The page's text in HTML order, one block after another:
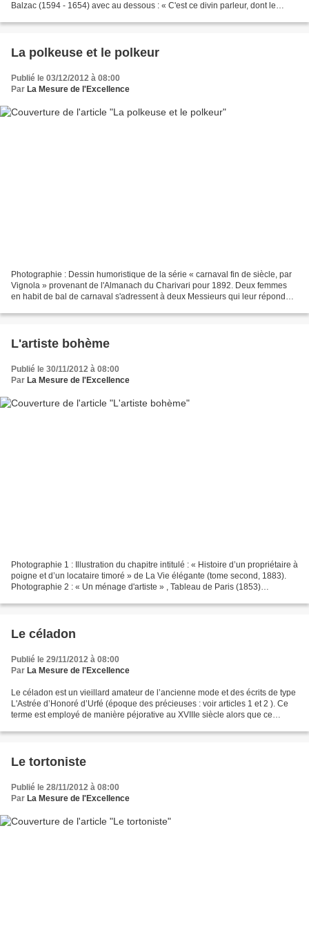
Balzac (1594 - 1654) avec au dessous : « C'est ce divin parleur, dont le
La polkeuse et le polkeur
Publié le 03/12/2012 à 08:00
Par La Mesure de l'Excellence
Photographie : Dessin humoristique de la série « carnaval fin de siècle, par
Vignola » provenant de l'Almanach du Charivari pour 1892. Deux femmes
en habit de bal de carnaval s'adressent à deux Messieurs qui leur répondent
L'artiste bohème
Publié le 30/11/2012 à 08:00
Par La Mesure de l'Excellence
Photographie 1 : Illustration du chapitre intitulé : « Histoire d’un propriétaire à
poigne et d’un locataire timoré » de La Vie élégante (tome second, 1883).
Photographie 2 : « Un ménage d'artiste » , Tableau de Paris (1853)
Le céladon
Publié le 29/11/2012 à 08:00
Par La Mesure de l'Excellence
Le céladon est un vieillard amateur de l’ancienne mode et des écrits de type
L'Astrée d’Honoré d’Urfé (époque des précieuses : voir articles 1 et 2 ). Ce
terme est employé de manière péjorative au XVIIIe siècle alors que ce
Le tortoniste
Publié le 28/11/2012 à 08:00
Par La Mesure de l'Excellence